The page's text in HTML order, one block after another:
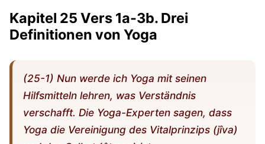
Kapitel 25 Vers 1a-3b. Drei
Definitionen von Yoga
(25-1) Nun werde ich Yoga mit seinen
Hilfsmitteln lehren, was Verständnis
verschafft. Die Yoga-Experten sagen, dass
Yoga die Vereinigung des Vitalprinzips (jîva)